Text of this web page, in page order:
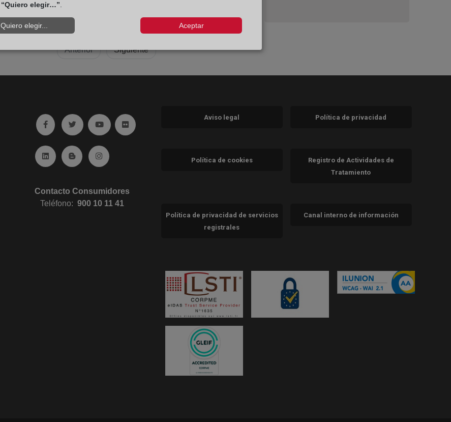
Anterior Siguiente
Ir a facebook (abre en ventana nueva)
Ir a twitter (abre en ventana nueva)
Ir a YouTube (abre en ventana nueva)
Ir a Flickr (abre en ventana nueva)
Ir a Linkedin (abre en ventana nueva)
Ir al Blog (abre en ventana nueva)
Ir a Instagram (abre en ventana nueva)
Contacto Consumidores
Teléfono:900 10 11 41
Aviso legal Política de privacidad
Política de cookies
Registro de Actividades de
Tratamiento
Política de privacidad de servicios
registrales
Canal interno de información
“Quiero elegir…”.
Quiero elegir... Aceptar